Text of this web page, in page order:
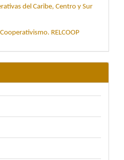
del Caribe, Centro y Sur
RELCOOP